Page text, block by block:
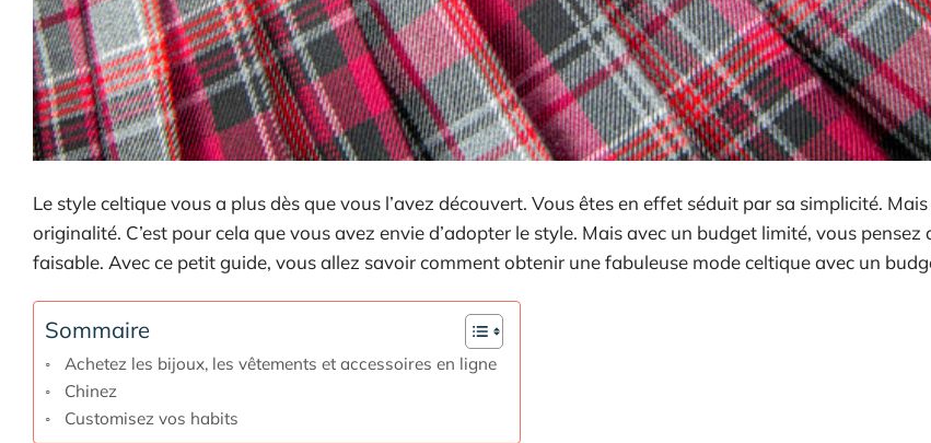
Le style celtique vous a plus dès que vous l’avez découvert. Vous êtes en effet séduit par sa simplicité.
originalité. C’est pour cela que vous avez envie d’adopter le style. Mais avec un budget limité, vous pensez
faisable. Avec ce petit guide, vous allez savoir comment obtenir une fabuleuse mode celtique avec un
Sommaire
Achetez les bijoux, les vêtements et accessoires en ligne
Chinez
Customisez vos habits